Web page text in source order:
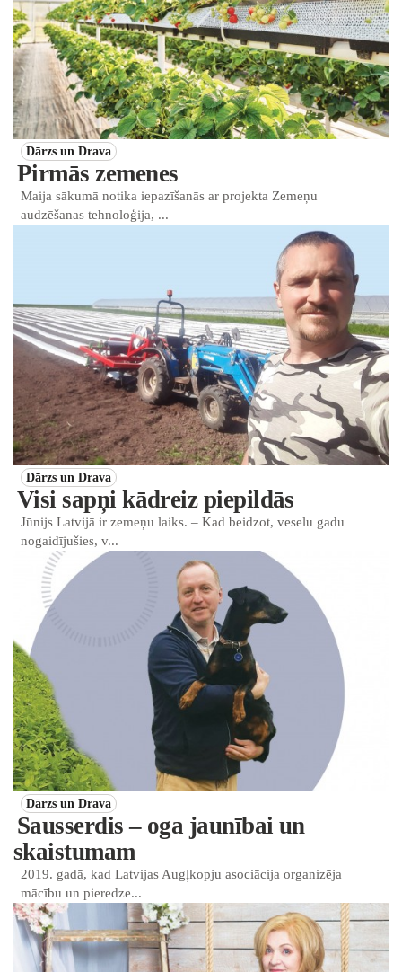
Dārzs un Drava
Pirmās zemenes
Maija sākumā notika iepazīšanās ar projekta Zemeņu
audzēšanas tehnoloģija, ...
Dārzs un Drava
Visi sapņi kādreiz piepildās
Jūnijs Latvijā ir zemeņu laiks. – Kad beidzot, veselu gadu
nogaidījušies, v...
Dārzs un Drava
Sausserdis – oga jaunībai un
skaistumam
2019. gadā, kad Latvijas Augļkopju asociācija organizēja
mācību un pieredze...